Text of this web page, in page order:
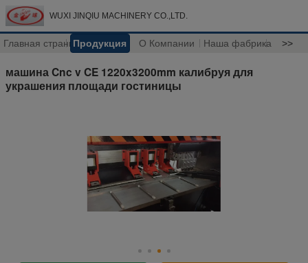
WUXI JINQIU MACHINERY CO.,LTD.
Главная страницаПродукция О Компании Наша фабрика >>
машина Cnc v CE 1220x3200mm калибруя для
украшения площади гостиницы